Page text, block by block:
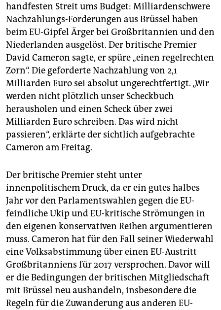
unterstützen
abo
genossenschaft
epaper login
handfesten Streit ums Budget: Milliardenschwere
Nachzahlungs-Forderungen aus Brüssel haben
beim EU-Gipfel Ärger bei Großbritannien und den
Niederlanden ausgelöst. Der britische Premier
David Cameron sagte, er spüre „einen regelrechten
Zorn“. Die geforderte Nachzahlung von 2,1
Milliarden Euro sei absolut ungerechtfertigt. „Wir
werden nicht plötzlich unser Scheckbuch
herausholen und einen Scheck über zwei
Milliarden Euro schreiben. Das wird nicht
passieren“, erklärte der sichtlich aufgebrachte
Cameron am Freitag.
Der britische Premier steht unter
innenpolitischem Druck, da er ein gutes halbes
Jahr vor den Parlamentswahlen gegen die EU-
feindliche Ukip und EU-kritische Strömungen in
den eigenen konservativen Reihen argumentieren
muss. Cameron hat für den Fall seiner Wiederwahl
eine Volksabstimmung über einen EU-Austritt
Großbritanniens für 2017 versprochen. Davor will
er die Bedingungen der britischen Mitgliedschaft
mit Brüssel neu aushandeln, insbesondere die
Regeln für die Zuwanderung aus anderen EU-